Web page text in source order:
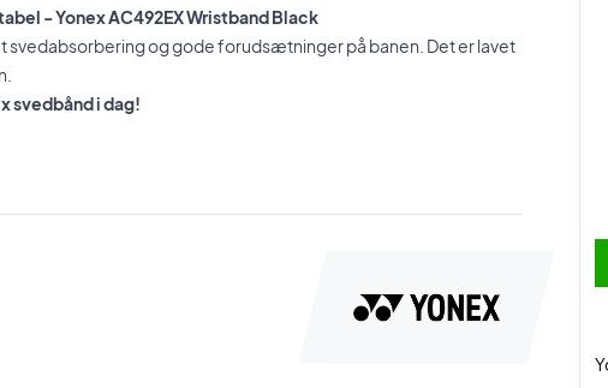
- Yonex AC492EX Wristband Black
svedabsorbering og gode forudsætninger på banen. Det er lavet
svedbånd i dag!